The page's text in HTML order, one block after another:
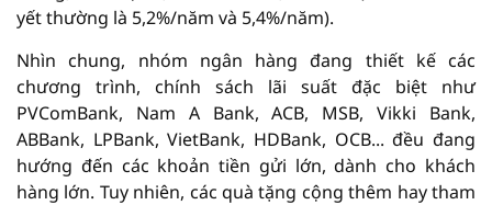
yết thường là 5,2%/năm và 5,4%/năm).
Nhìn chung, nhóm ngân hàng đang thiết kế các
chương trình, chính sách lãi suất đặc biệt như
PVComBank, Nam A Bank, ACB, MSB, Vikki Bank,
ABBank, LPBank, VietBank, HDBank, OCB... đều đang
hướng đến các khoản tiền gửi lớn, dành cho khách
hàng lớn. Tuy nhiên, các quà tặng cộng thêm hay tham